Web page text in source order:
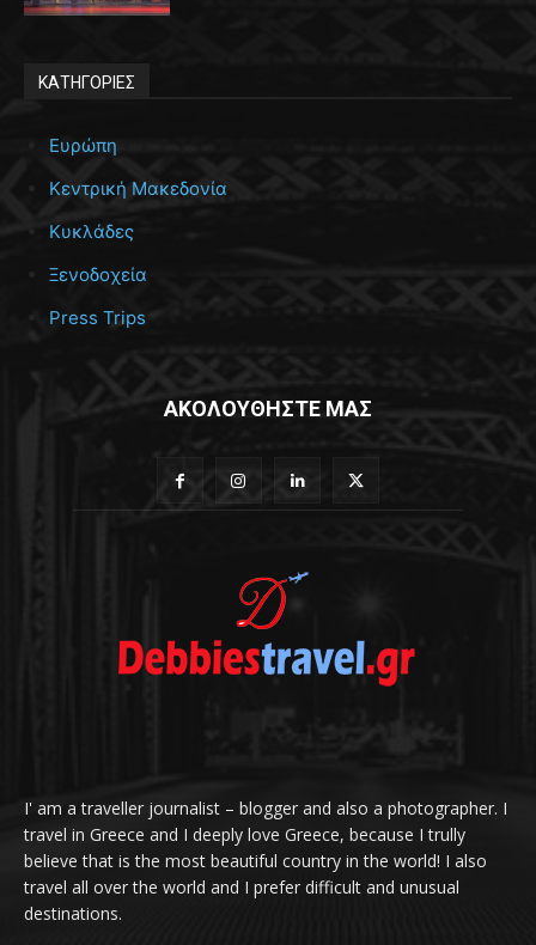
ΚΑΤΗΓΟΡΙΕΣ
Ευρώπη
Κεντρική Μακεδονία
Κυκλάδες
Ξενοδοχεία
Press Trips
ΑΚΟΛΟΥΘΗΣΤΕ ΜΑΣ
I' am a traveller journalist – blogger and also a photographer. I
travel in Greece and I deeply love Greece, because I trully
believe that is the most beautiful country in the world! I also
travel all over the world and I prefer difficult and unusual
destinations.